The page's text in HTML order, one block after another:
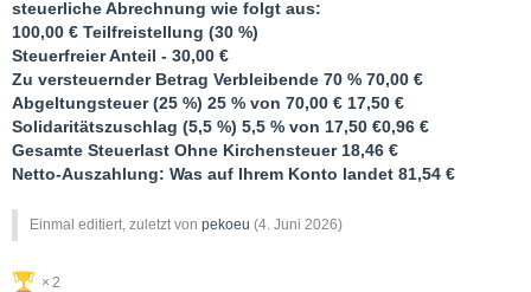
steuerliche Abrechnung wie folgt aus:
100,00 € Teilfreistellung (30 %)
Steuerfreier Anteil - 30,00 €
Zu versteuernder Betrag Verbleibende 70 % 70,00 €
Abgeltungsteuer (25 %) 25 % von 70,00 € 17,50 €
Solidaritätszuschlag (5,5 %) 5,5 % von 17,50 €0,96 €
Gesamte Steuerlast Ohne Kirchensteuer18,46 €
Netto-Auszahlung: Was auf Ihrem Konto landet 81,54 €
Einmal editiert, zuletzt von pekoeu (4. Juni 2026)
2